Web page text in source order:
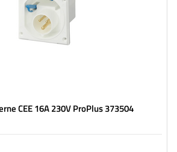
CEE 16A 230V ProPlus 373504